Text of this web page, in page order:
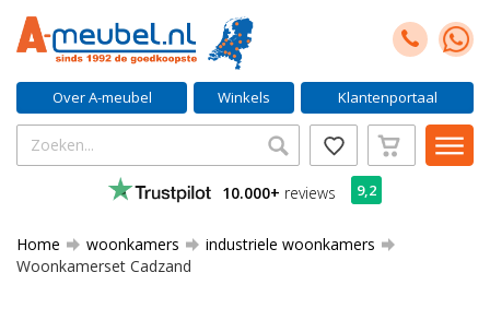
Over A-meubel Winkels Klantenportaal
10.000+ reviews 9,2
Home woonkamers
industriele woonkamers
Woonkamerset Cadzand